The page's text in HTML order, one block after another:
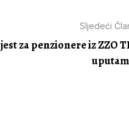
Sljedeći
za penzionere iz ZZO